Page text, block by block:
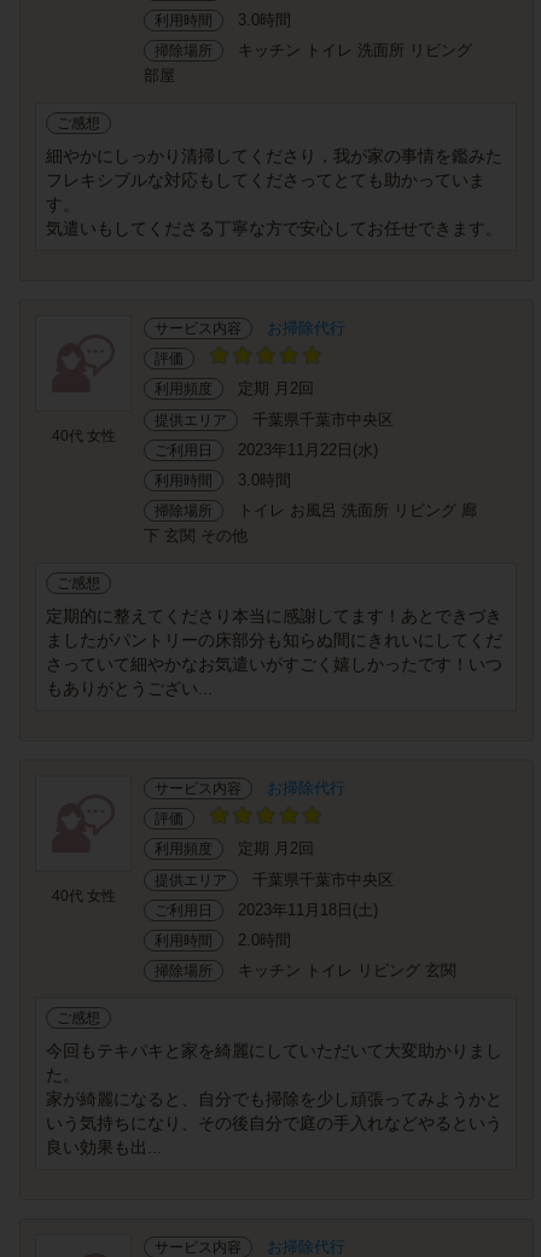
利用時間 3.0時間
掃除場所
キッチン トイレ 洗面所 リビング
部屋
ご感想
細やかにしっかり清掃してくださり，我が家の事情を鑑みた
フレキシブルな対応もしてくださってとても助かっていま
す。
気遣いもしてくださる丁寧な方で安心してお任せできます。
40代 女性
サービス内容 お掃除代行
評価
利用頻度
定期 月2回
提供エリア 千葉県千葉市中央区
ご利用日 2023年11月22日(水)
利用時間 3.0時間
掃除場所
トイレ お風呂 洗面所 リビング 廊
下 玄関 その他
ご感想
定期的に整えてくださり本当に感謝してます！あとできづき
ましたがパントリーの床部分も知らぬ間にきれいにしてくだ
さっていて細やかなお気遣いがすごく嬉しかったです！いつ
もありがとうござい...
40代 女性
サービス内容 お掃除代行
評価
利用頻度
定期 月2回
提供エリア 千葉県千葉市中央区
ご利用日 2023年11月18日(土)
利用時間 2.0時間
掃除場所 キッチン トイレ リビング 玄関
ご感想
今回もテキパキと家を綺麗にしていただいて大変助かりまし
た。
家が綺麗になると、自分でも掃除を少し頑張ってみようかと
いう気持ちになり、その後自分で庭の手入れなどやるという
良い効果も出...
サービス内容 お掃除代行